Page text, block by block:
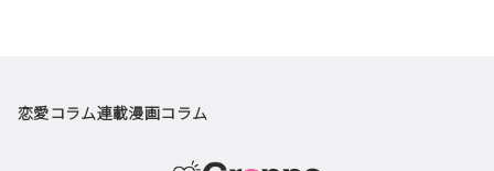
恋愛コラム連載漫画コラム